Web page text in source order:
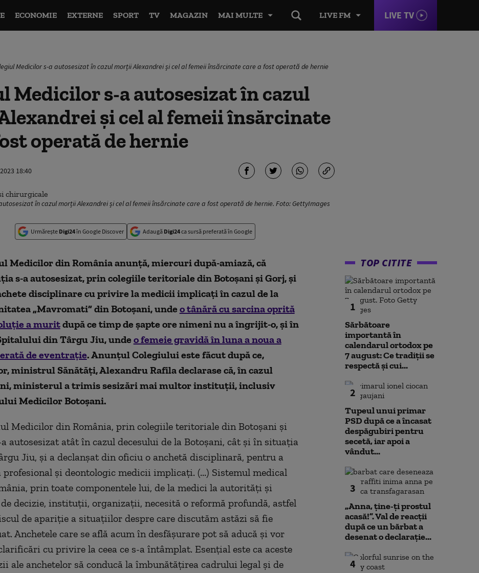
LIVE FM LIVE TV
ECONOMIE EXTERNE SPORT TV MAGAZIN MAI MULTE
Medicilor s-a autosesizat în cazul morții Alexandrei și cel al femeii însărcinate care a fost operată de hernie
Medicilor s-a autosesizat în cazul
și cel al femeii însărcinate
operată de hernie
18:40
în cazul morții Alexandrei și cel al femeii însărcinate care a fost operată de hernie. Foto: GettyImages
Urmărește Digi24în Google Discover Adaugă Digi24ca sursă preferată în Google
Medicilor din România anunţă, miercuri după-amiază, că
s-a autosesizat, prin colegiile teritoriale din Botoşani şi Gorj, şi
disciplinare cu privire la medicii implicaţi în cazul de la
„Mavromati” din Botoşani, unde o tânără cu sarcina oprită
a muritdupă ce timp de şapte ore nimeni nu a îngrijit-o, şi în
din Târgu Jiu, unde o femeie gravidă în luna a noua a
de eventraţie. Anunţul Colegiului este făcut după ce,
ministrul Sănătăţi, Alexandru Rafila declarase că, în cazul
ministerul a trimis sesizări mai multor instituţii, inclusiv
Medicilor Botoşani.
Medicilor din România, prin colegiile teritoriale din Botoşani şi
autosesizat atât în cazul decesului de la Botoşani, cât şi în situaţia
Jiu, şi a declanşat din oficiu o anchetă disciplinară, pentru a
profesional şi deontologic medicii implicaţi. (...) Sistemul medical
prin toate componentele lui, de la medici la autorităţi şi
decizie, instituţii, organizaţii, necesită o reformă profundă, astfel
de apariţie a situaţiilor despre care discutăm astăzi să fie
Anchetele care se află acum în desfăşurare pot să aducă şi vor
cu privire la ceea ce s-a întâmplat. Esenţial este ca aceste
ale anchetelor să conducă la îmbunătăţirea cadrului legal şi de
TOP CITITE
1
Sărbătoare
importantă în
calendarul ortodox pe
7 august: Ce tradiții se
respectă și cui...
2
Tupeul unui primar
PSD după ce a încasat
despăgubiri pentru
secetă, iar apoi a
vândut...
3
„Anna, ţine-ţi prostul
acasă!”. Val de reacții
după ce un bărbat a
desenat o declarație...
4